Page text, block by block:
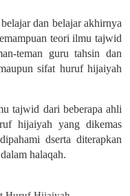
dan belajar akhirnya
teori ilmu tajwid
teman guru tahsin dan
sifat huruf hijaiyah
tajwid dari beberapa ahli
hijaiyah yang dikemas
dserta diterapkan
halaqah.